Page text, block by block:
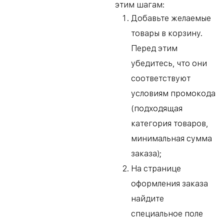
этим шагам:
Добавьте желаемые
товары в корзину.
Перед этим
убедитесь, что они
соответствуют
условиям промокода
(подходящая
категория товаров,
минимальная сумма
заказа);
На странице
оформления заказа
найдите
специальное поле